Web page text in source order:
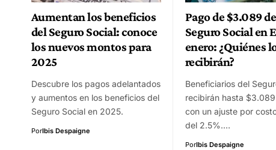
Aumentan los beneficios
del Seguro Social: conoce
los nuevos montos para
2025
Descubre los pagos adelantados
y aumentos en los beneficios del
Seguro Social en 2025.
PorIbis Despaigne
Pago de $3.089
Seguro Social en
enero: ¿Quiénes
recibirán?
Beneficiarios del
recibirán hasta
con un ajuste por
del 2.5%.…
PorIbis Despaigne